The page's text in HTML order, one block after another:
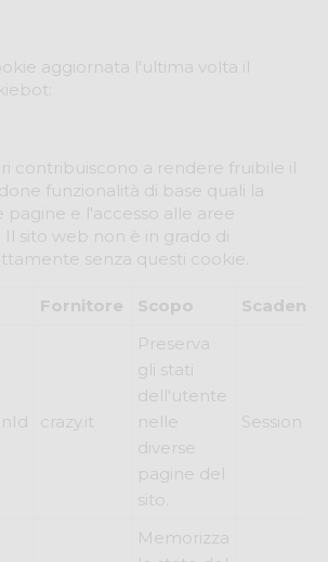
aggiornata l'ultima volta il
contribuiscono a rendere fruibile il
funzionalità di base quali la
pagine e l'accesso alle aree
sito web non è in grado di
senza questi cookie.
Fornitore Scopo Scadenza
crazy.it
Preserva
gli stati
dell'utente
nelle
diverse
pagine del
sito.
Session
Memorizza